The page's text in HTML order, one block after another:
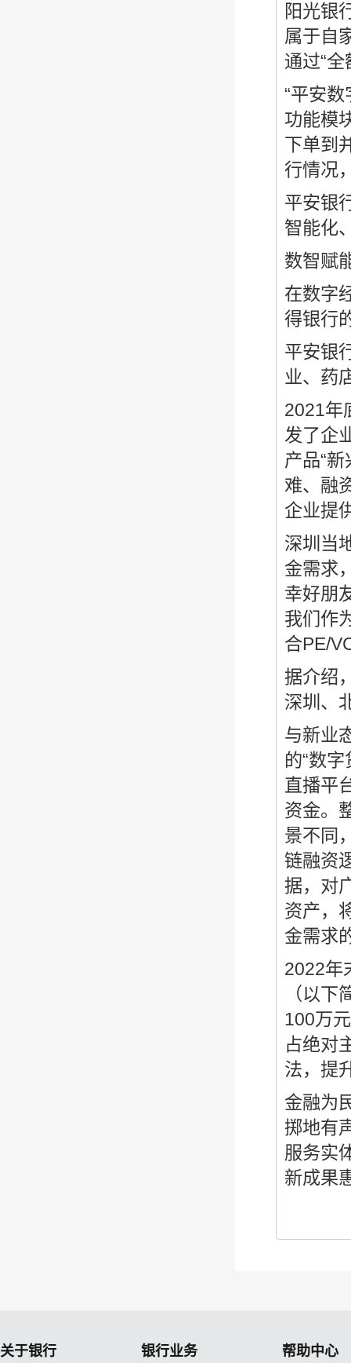
阳光银
属于自
通过“
“平安数
功能模
下单到
行情况
平安银
智能化
数智赋
在数字
得银行
平安银
业、药
2021年
发了企
产品“
难、融
企业提
深圳当
金需求
幸好朋
我们作
合PE/
据介绍
深圳、
与新业
的“数
直播平
资金。
景不同
链融资
据，对
资产，
金需求
2022年
（以
100万
占绝对
法，提
金融为
掷地有
服务实
新成果
关于银行 银行业务 帮助中心